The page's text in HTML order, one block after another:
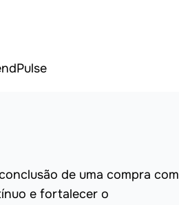
de uma compra com
e fortalecer o